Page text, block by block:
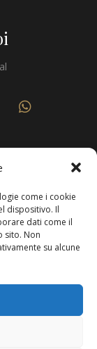
come i cookie
dispositivo. Il
dati come il
sito. Non
su alcune
IT01212800773.
i diritti sono